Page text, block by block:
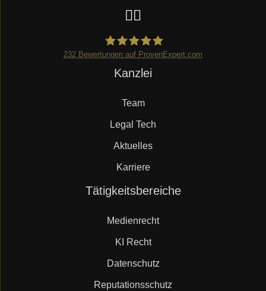
Mueller.legal
232 Bewertungen auf ProvenExpert.com
Kanzlei
Team
Legal Tech
Aktuelles
Karriere
Tätigkeitsbereiche
Medienrecht
KI Recht
Datenschutz
Reputationsschutz